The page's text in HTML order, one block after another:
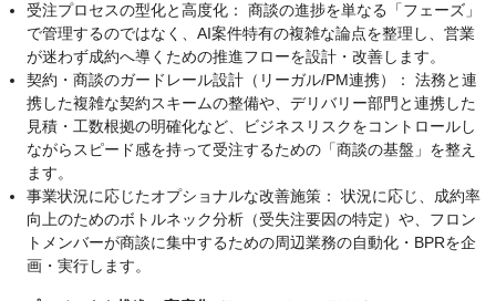
受注プロセスの型化と高度化： 商談の進捗を単なる「フェーズ」
で管理するのではなく、AI案件特有の複雑な論点を整理し、営業
が迷わず成約へ導くための推進フローを設計・改善します。
契約・商談のガードレール設計（リーガル/PM連携）： 法務と連
携した複雑な契約スキームの整備や、デリバリー部門と連携した
見積・工数根拠の明確化など、ビジネスリスクをコントロールし
ながらスピード感を持って受注するための「商談の基盤」を整え
ます。
事業状況に応じたオプショナルな改善施策： 状況に応じ、成約率
向上のためのボトルネック分析（受失注要因の特定）や、フロン
トメンバーが商談に集中するための周辺業務の自動化・BPRを企
画・実行します。